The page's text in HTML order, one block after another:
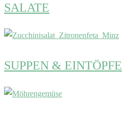
SALATE
SUPPEN & EINTÖPFE